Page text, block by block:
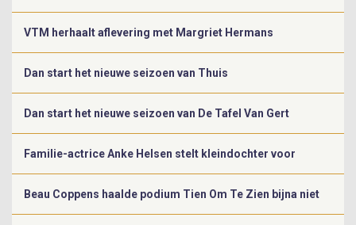
VTM herhaalt aflevering met Margriet Hermans
Dan start het nieuwe seizoen van Thuis
Dan start het nieuwe seizoen van De Tafel Van Gert
Familie-actrice Anke Helsen stelt kleindochter voor
Beau Coppens haalde podium Tien Om Te Zien bijna niet